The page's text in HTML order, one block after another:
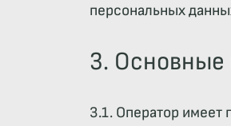
персональных
3. Основные
3.1. Оператор имеет